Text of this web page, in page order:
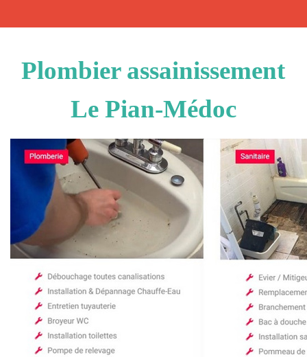
Plombier assainissement
Le Pian-Médoc